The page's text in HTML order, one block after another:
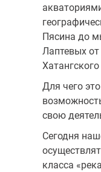
Пясина до
Лаптевых
Для чего
свою
Сегодня
класса